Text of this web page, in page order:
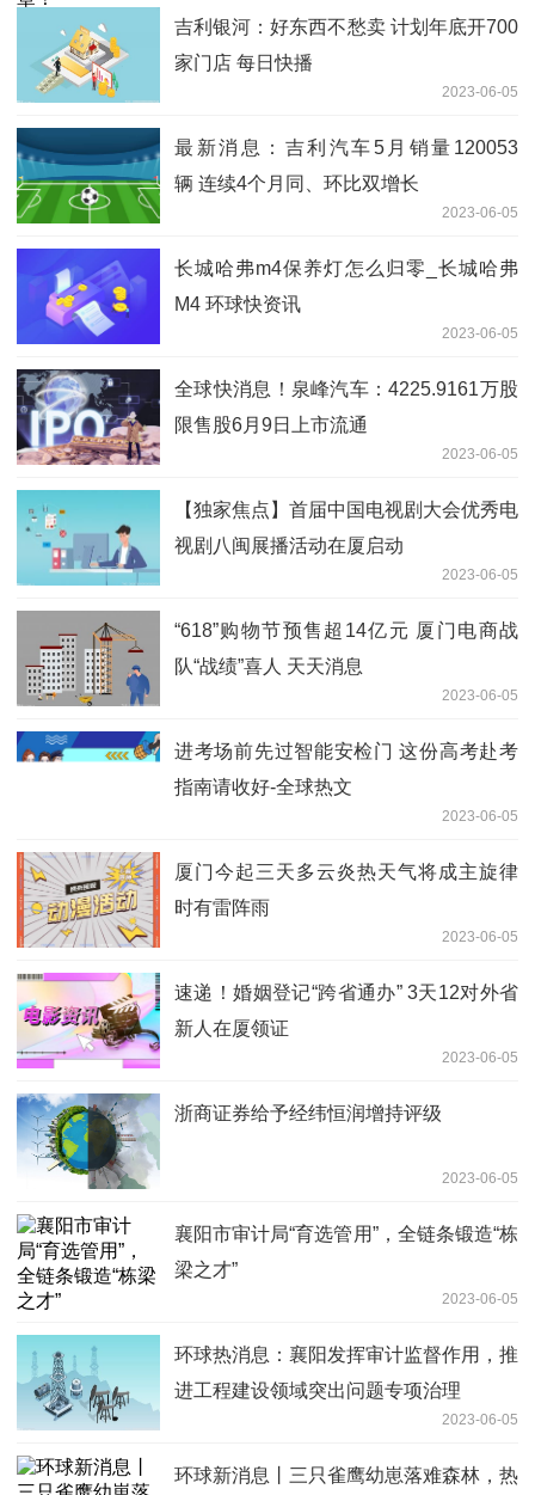
吉利银河：好东西不愁卖 计划年底开700
家门店 每日快播
2023-06-05
最新消息：吉利汽车5月销量120053
辆 连续4个月同、环比双增长
2023-06-05
长城哈弗m4保养灯怎么归零_长城哈弗
M4 环球快资讯
2023-06-05
全球快消息！泉峰汽车：4225.9161万股
限售股6月9日上市流通
2023-06-05
【独家焦点】首届中国电视剧大会优秀电
视剧八闽展播活动在厦启动
2023-06-05
“618”购物节预售超14亿元 厦门电商战
队“战绩”喜人 天天消息
2023-06-05
进考场前先过智能安检门 这份高考赴考
指南请收好-全球热文
2023-06-05
厦门今起三天多云炎热天气将成主旋律
时有雷阵雨
2023-06-05
速递！婚姻登记“跨省通办” 3天12对外省
新人在厦领证
2023-06-05
浙商证券给予经纬恒润增持评级
2023-06-05
襄阳市审计局“育选管用”，全链条锻造“栋
梁之才”
2023-06-05
环球热消息：襄阳发挥审计监督作用，推
进工程建设领域突出问题专项治理
2023-06-05
环球新消息丨三只雀鹰幼崽落难森林，热